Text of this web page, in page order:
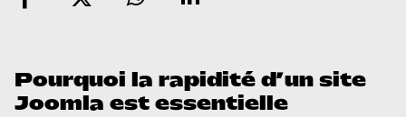
Pourquoi la rapidité d’un site
Joomla est essentielle